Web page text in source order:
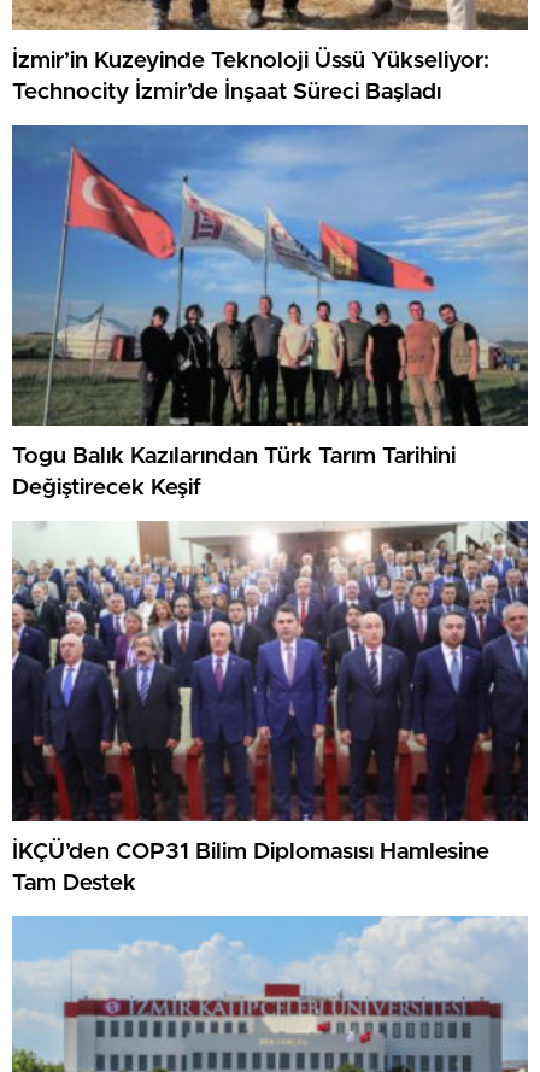
İzmir’in Kuzeyinde Teknoloji Üssü Yükseliyor:
Technocity İzmir’de İnşaat Süreci Başladı
Togu Balık Kazılarından Türk Tarım Tarihini
Değiştirecek Keşif
İKÇÜ’den COP31 Bilim Diplomasısı Hamlesine
Tam Destek